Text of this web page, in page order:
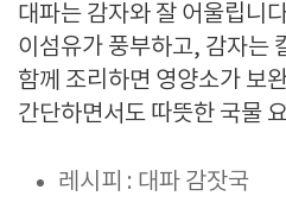
대파는 감자와 잘 어울립니
이섬유가 풍부하고, 감자는
함께 조리하면 영양소가 보
간단하면서도 따뜻한 국물
레시피 : 대파 감잣국